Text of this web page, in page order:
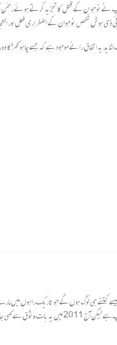
کے قتل کا تجزیہ کرتے ہوئے رحمٰن
ذی ہوش شخص نوجوان کے اضطراری فعل اور
یہ اتفاق رائے موجود ہے کہ جسے چاہو کھڑکا
جیسے کتنے ہی لوگ ہوں گے جو تاریک راہوں
بتایا گیا کہ پاک فوج ایمان ، نظم اور